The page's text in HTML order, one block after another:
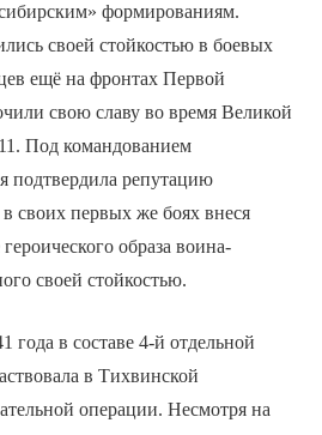
формированиям.
своей стойкостью в боевых
ещё на фронтах Первой
свою славу во время Великой
Под командованием
подтвердила репутацию
своих первых же боях внеся
образа воина-
своей стойкостью.
года в составе 4-й отдельной
в Тихвинской
операции. Несмотря на